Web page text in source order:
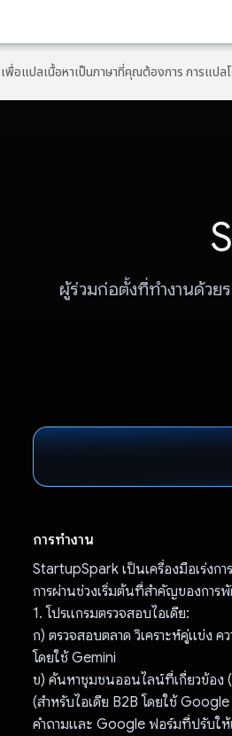
เพื่อแปลเนื้อหาเป็นภาษาที่คุณต้องการ การแปล
ผู้ร่วมก่อตั้งที่ทำงานด้ว
การทำงาน
StartupSpark เป็นเครื่องมือเร่งก
การผ่านช่วงเริ่มต้นที่สำคัญของกา
1. โปรแกรมตรวจสอบไอเดีย:
ก) ตรวจสอบตลาด วิเคราะห์คู่แข่ง ค
โดยใช้ Gemini
ข) ค้นหาชุมชนออนไลน์ที่เกี่ยวข้อง
(สําหรับไอเดีย B2B โดยใช้
คําถามและ Google ฟอร์มที่ปรับให้